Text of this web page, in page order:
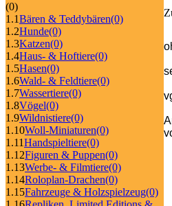
(0)
1.1Bären & Teddybären(0)
1.2Hunde(0)
1.3Katzen(0)
1.4Haus- & Hoftiere(0)
1.5Hasen(0)
1.6Wald- & Feldtiere(0)
1.7Wassertiere(0)
1.8Vögel(0)
1.9Wildnistiere(0)
1.10Woll-Miniaturen(0)
1.11Handspieltiere(0)
1.12Figuren & Puppen(0)
1.13Werbe- & Filmtiere(0)
1.14Roloplan-Drachen(0)
1.15Fahrzeuge & Holzspielzeug(0)